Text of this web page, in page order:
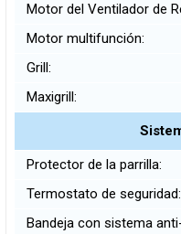
Motor del Ventilador de
Motor multifunción:
Grill:
Maxigrill:
Protector de la parrilla:
Termostato de seguridad:
Bandeja con sistema